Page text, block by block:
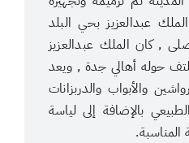
عبدالعزيز بحي البلد
, كان الملك عبدالعزيز
حوله أهالي جدة , ويعد
والأبواب والدربزانات
بالإضافة إلى لياسة
المناسبة.